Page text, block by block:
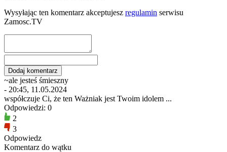
Wysyłając ten komentarz akceptujesz regulamin serwisu
Zamosc.TV
~ale jesteś śmieszny
- 20:45, 11.05.2024
współczuje Ci, że ten Ważniak jest Twoim idolem ...
Odpowiedzi: 0
2
3
Odpowiedz
Komentarz do wątku